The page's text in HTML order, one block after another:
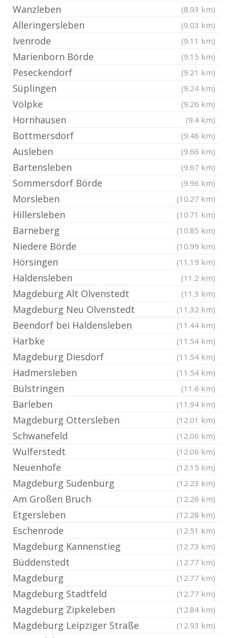
Wanzleben (8.93 km)
Alleringersleben (9.03 km)
Ivenrode (9.11 km)
Marienborn Börde (9.15 km)
Peseckendorf (9.21 km)
Süplingen (9.24 km)
Völpke (9.26 km)
Hornhausen (9.4 km)
Bottmersdorf (9.46 km)
Ausleben (9.66 km)
Bartensleben (9.67 km)
Sommersdorf Börde (9.96 km)
Morsleben (10.27 km)
Hillersleben (10.71 km)
Barneberg (10.85 km)
Niedere Börde (10.99 km)
Hörsingen (11.19 km)
Haldensleben (11.2 km)
Magdeburg Alt Olvenstedt (11.3 km)
Magdeburg Neu Olvenstedt (11.32 km)
Beendorf bei Haldensleben (11.44 km)
Harbke (11.54 km)
Magdeburg Diesdorf (11.54 km)
Hadmersleben (11.54 km)
Bülstringen (11.6 km)
Barleben (11.94 km)
Magdeburg Ottersleben (12.01 km)
Schwanefeld (12.06 km)
Wulferstedt (12.06 km)
Neuenhofe (12.15 km)
Magdeburg Sudenburg (12.23 km)
Am Großen Bruch (12.26 km)
Etgersleben (12.28 km)
Eschenrode (12.51 km)
Magdeburg Kannenstieg (12.73 km)
Büddenstedt (12.77 km)
Magdeburg (12.77 km)
Magdeburg Stadtfeld (12.77 km)
Magdeburg Zipkeleben (12.84 km)
Magdeburg Leipziger Straße (12.93 km)